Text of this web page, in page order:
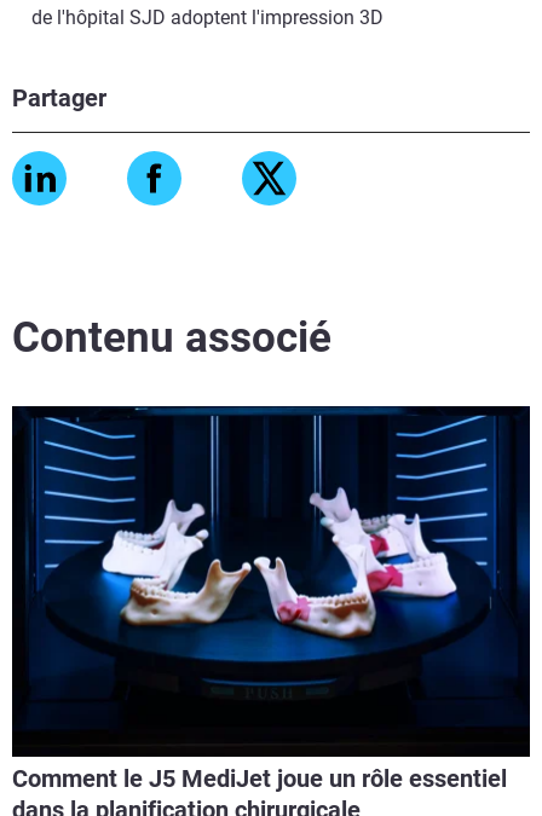
de l'hôpital SJD adoptent l'impression 3D
Partager
Contenu associé
Comment le J5 MediJet joue un rôle essentiel
dans la planification chirurgicale